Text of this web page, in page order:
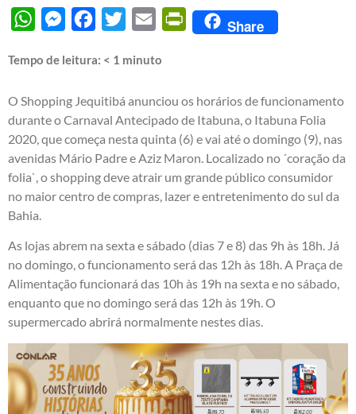
WhatsAppMessengerFacebook
Twitter Email PrintFriendly
Share
Tempo de leitura: < 1 minuto
O Shopping Jequitibá anunciou os horários de funcionamento
durante o Carnaval Antecipado de Itabuna, o Itabuna Folia
2020, que começa nesta quinta (6) e vai até o domingo (9), nas
avenidas Mário Padre e Aziz Maron. Localizado no ´coração da
folia`, o shopping deve atrair um grande público consumidor
no maior centro de compras, lazer e entretenimento do sul da
Bahia.
As lojas abrem na sexta e sábado (dias 7 e 8) das 9h às 18h. Já
no domingo, o funcionamento será das 12h às 18h. A Praça de
Alimentação funcionará das 10h às 19h na sexta e no sábado,
enquanto que no domingo será das 12h às 19h. O
supermercado abrirá normalmente nestes dias.